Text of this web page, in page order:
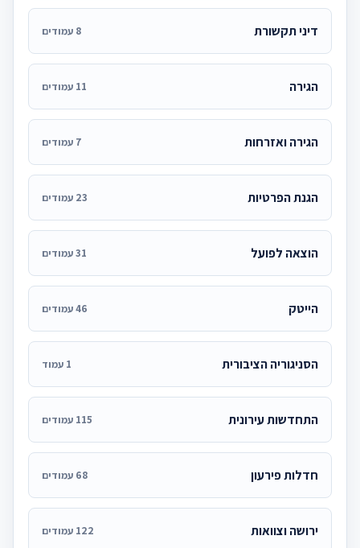
דיני תקשורת 8 עמודים
הגירה 11 עמודים
הגירה ואזרחות 7 עמודים
הגנת הפרטיות 23 עמודים
הוצאה לפועל 31 עמודים
הייטק 46 עמודים
הסניגוריה הציבורית 1 עמוד
התחדשות עירונית 115 עמודים
חדלות פירעון 68 עמודים
ירושה וצוואות 122 עמודים